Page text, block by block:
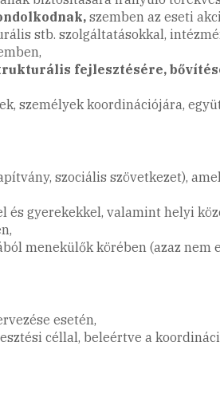
szemben az eseti
stb. szolgáltatásokkal,
fejlesztésére,
személyek koordinációjára,
szociális szövetkezet),
és gyerekekkel, valamint helyi
menekülők körében (azaz nem
esetén,
céllal, beleértve a